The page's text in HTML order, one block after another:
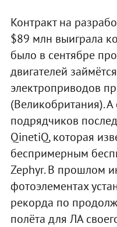
Контракт на
$89 млн выиграла
было в сентябре
двигателей
электроприводов
(Великобритания).
подрядчиков
QinetiQ, которая
беспримерным
Zephyr. В прошлом
фотоэлементах
рекорда по
полёта для ЛА